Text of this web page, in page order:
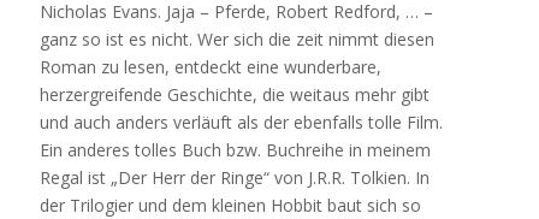
Nicholas Evans. Jaja – Pferde, Robert Redford, … –
ganz so ist es nicht. Wer sich die zeit nimmt diesen
Roman zu lesen, entdeckt eine wunderbare,
herzergreifende Geschichte, die weitaus mehr gibt
und auch anders verläuft als der ebenfalls tolle Film.
Ein anderes tolles Buch bzw. Buchreihe in meinem
Regal ist „Der Herr der Ringe“ von J.R.R. Tolkien. In
der Trilogier und dem kleinen Hobbit baut sich so